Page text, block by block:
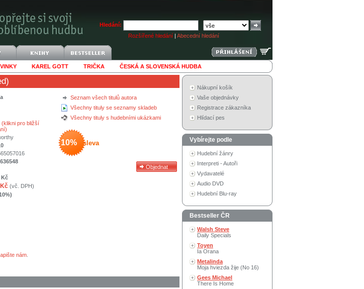
Hledání:
Rozšířené hledání | Abecední hledání
KAREL GOTT TRIČKA ČESKÁ A SLOVENSKÁ HUDBA
Seznam všech titulů autora
Všechny tituly se seznamy skladeb
Všechny tituly s hudebními ukázkami
10% sleva
(klikni pro bližší
Kč
(vč. DPH)
nám
Nákupní košík
Vaše objednávky
Registrace zákazníka
Hlídací pes
Vybírejte podle
Hudební žánry
Interpreti - Autoři
Vydavatelé
Audio DVD
Hudební Blu-ray
Bestseller ČR
Walsh Steve
Daily Specials
Toyen
Ia Orana
Metalinda
Moja hviezda žije (No 16)
Gees Michael
There Is Home